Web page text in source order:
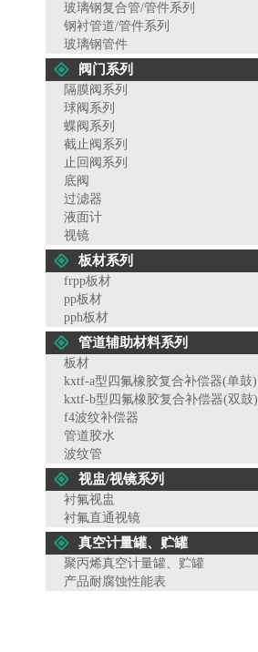
玻璃钢复合管/管件系列
钢衬管道/管件系列
玻璃钢管件
阀门系列
隔膜阀系列
球阀系列
蝶阀系列
截止阀系列
止回阀系列
底阀
过滤器
液面计
视镜
板材系列
frpp板材
pp板材
pph板材
管道辅助材料系列
板材
kxtf-a型四氟橡胶复合补偿器(单鼓)
kxtf-b型四氟橡胶复合补偿器(双鼓)
f4波纹补偿器
管道胶水
波纹管
视盅/视镜系列
衬氟视盅
衬氟直通视镜
真空计量罐、贮罐
聚丙烯真空计量罐、贮罐
产品耐腐蚀性能表